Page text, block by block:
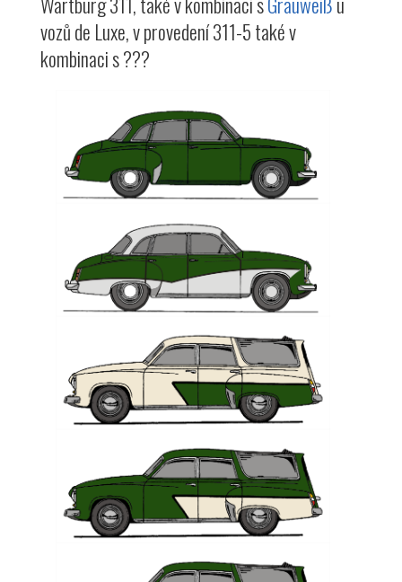
vozů de Luxe, v provedení 311-5 také v
kombinaci s ???